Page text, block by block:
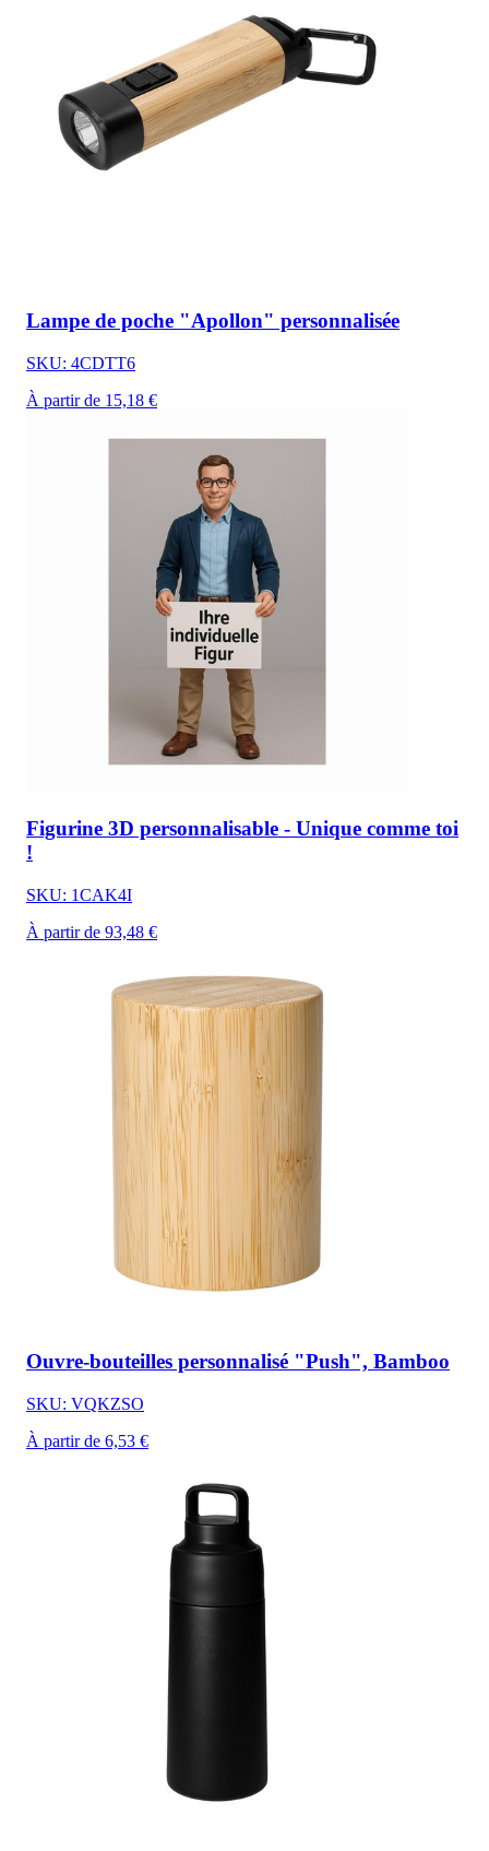
Lampe de poche "Apollon" personnalisée
SKU: 4CDTT6
À partir de 15,18 €
Figurine 3D personnalisable - Unique comme toi
!
SKU: 1CAK4I
À partir de 93,48 €
Ouvre-bouteilles personnalisé "Push", Bamboo
SKU: VQKZSO
À partir de 6,53 €